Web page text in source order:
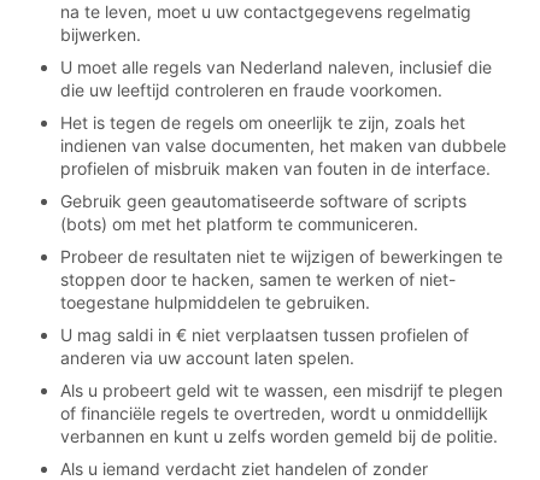
na te leven, moet u uw contactgegevens regelmatig
bijwerken.
U moet alle regels van Nederland naleven, inclusief die
die uw leeftijd controleren en fraude voorkomen.
Het is tegen de regels om oneerlijk te zijn, zoals het
indienen van valse documenten, het maken van dubbele
profielen of misbruik maken van fouten in de interface.
Gebruik geen geautomatiseerde software of scripts
(bots) om met het platform te communiceren.
Probeer de resultaten niet te wijzigen of bewerkingen te
stoppen door te hacken, samen te werken of niet-
toegestane hulpmiddelen te gebruiken.
U mag saldi in € niet verplaatsen tussen profielen of
anderen via uw account laten spelen.
Als u probeert geld wit te wassen, een misdrijf te plegen
of financiële regels te overtreden, wordt u onmiddellijk
verbannen en kunt u zelfs worden gemeld bij de politie.
Als u iemand verdacht ziet handelen of zonder